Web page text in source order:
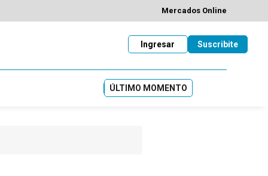
Mercados Online
Suscribite
Ingresar
ÚLTIMO MOMENTO